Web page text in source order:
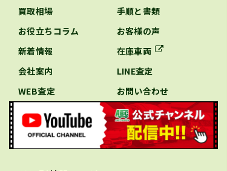
買取相場
手順と書類
お役立ちコラム
お客様の声
新着情報
在庫車両
会社案内
LINE査定
WEB査定
お問い合わせ